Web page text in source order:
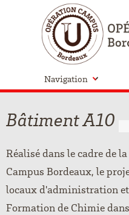
Navigation
Bâtiment A10
Réalisé dans le cadre de
Campus Bordeaux, le
locaux d'administration et
Formation de Chimie